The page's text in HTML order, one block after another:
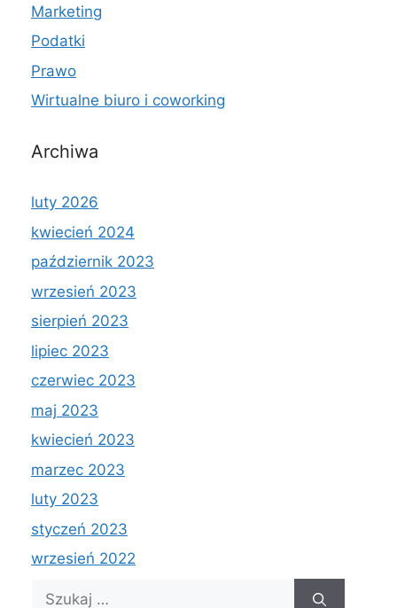
Marketing
Podatki
Prawo
Wirtualne biuro i coworking
Archiwa
luty 2026
kwiecień 2024
październik 2023
wrzesień 2023
sierpień 2023
lipiec 2023
czerwiec 2023
maj 2023
kwiecień 2023
marzec 2023
luty 2023
styczeń 2023
wrzesień 2022
Szukaj: